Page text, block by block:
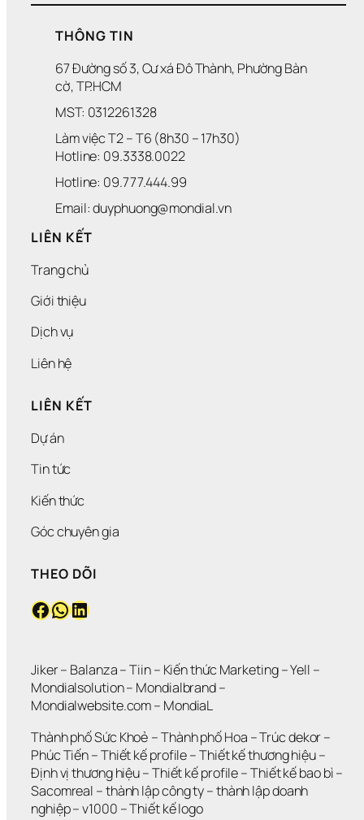
THÔNG TIN
67 Đường số 3, Cư xá Đô Thành, Phường Bàn
cờ, TP.HCM
MST: 0312261328
Làm việc T2 – T6 (8h30 – 17h30)
Hotline: 09.3338.0022
Hotline: 09.777.444.99
Email: duyphuong@mondial.vn
LIÊN KẾT
Trang chủ
Giới thiệu
Dịch vụ
Liên hệ
LIÊN KẾT
Dự án
Tin tức
Kiến thức
Góc chuyên gia
THEO DÕI
Facebook WhatsApp LinkedIn
Jiker – Balanza – Tiin – Kiến thức Marketing – Yell
Mondialsolution – Mondialbrand
Mondialwebsite.com – MondiaL
Thành phố Sức Khoẻ – Thành phố Hoa – Trúc dekor
Phúc Tiến – Thiết kế profile – Thiết kế thương hiệu
Định vị thương hiệu – Thiết kế profile – Thiết kế bao bì
Sacomreal – thành lập công ty – thành lập doanh
nghiệp – v1000 – Thiết kế logo